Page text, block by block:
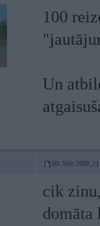
100
Un
09. Nov 2009,
cik
domāta